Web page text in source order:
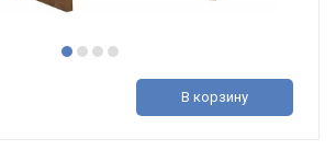
В корзину